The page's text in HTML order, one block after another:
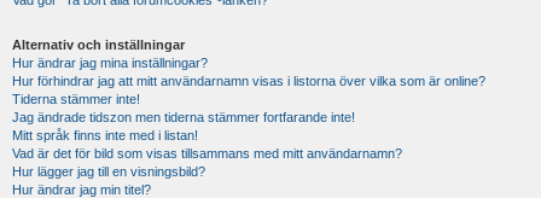
Alternativ och inställningar
Hur ändrar jag mina inställningar?
Hur förhindrar jag att mitt användarnamn visas i listorna över vilka som är online?
Tiderna stämmer inte!
Jag ändrade tidszon men tiderna stämmer fortfarande inte!
Mitt språk finns inte med i listan!
Vad är det för bild som visas tillsammans med mitt användarnamn?
Hur lägger jag till en visningsbild?
Hur ändrar jag min titel?